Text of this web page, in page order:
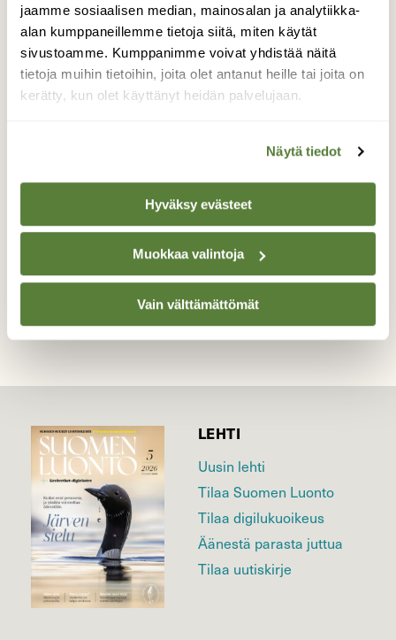
jaamme sosiaalisen median, mainosalan ja analytiikka-
alan kumppaneillemme tietoja siitä, miten käytät
sivustoamme. Kumppanimme voivat yhdistää näitä
tietoja muihin tietoihin, joita olet antanut heille tai joita on
kerätty, kun olet käyttänyt heidän palvelujaan.
Näytä tiedot
Hyväksy evästeet
Muokkaa valintoja
Vain välttämättömät
Vein ulos pääsiäistipuja. Talitiainen (naaras)
tuli paikalle ja se kiinnostui tipuista. Se
kosketteli tipuja hellästi nokallaan ja
jalallaan. Erityisesti talitiaista kiinnostivat
tipujen nokat. Se kosketteli nokallaan niitä
suhtautui tipuihin samalla tavalla.
LEHTI
Uusin lehti
Tilaa Suomen Luonto
Tilaa digilukuoikeus
Äänestä parasta juttua
Tilaa uutiskirje